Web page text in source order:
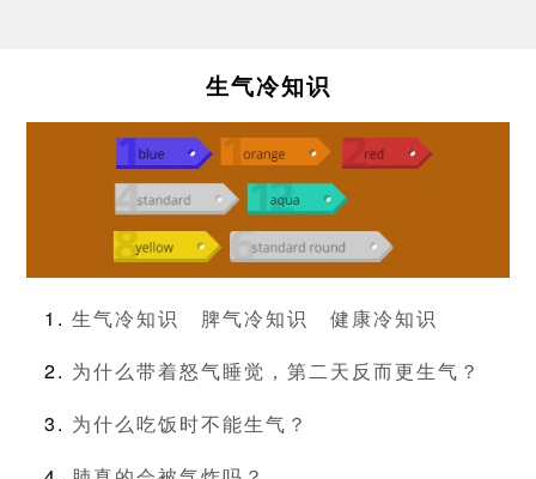
生气冷知识
生气冷知识 脾气冷知识
健康冷知识
为什么带着怒气睡觉，第二天反而更生气？
为什么吃饭时不能生气？